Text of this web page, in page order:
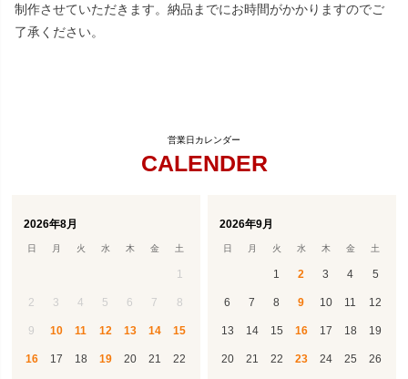
制作させていただきます。納品までにお時間がかかりますのでご
了承ください。
CALENDER
2026年8月
日 月 火 水 木 金 土
1
2 3 4 5 6 7 8
9 10 11 12 13 14 15
16 17 18 19 20 21 22
2026年9月
日 月 火 水 木 金 土
1 2 3 4 5
6 7 8 9 10 11 12
13 14 15 16 17 18 19
20 21 22 23 24 25 26